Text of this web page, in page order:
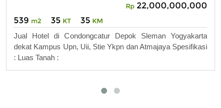
Rp 22,000,000,000
539 m2 35 KT 35 KM
Jual Hotel di Condongcatur Depok Sleman Yogyakarta
dekat Kampus Upn, Uii, Stie Ykpn dan Atmajaya Spesifikasi
: Luas Tanah :